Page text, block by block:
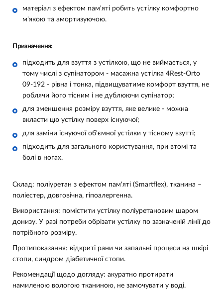
матеріал з ефектом пам'яті робить устілку комфортно
м'якою та амортизуючою.
Призначення:
підходить для взуття з устілкою, що не виймається, у
тому числі з супінатором - масажна устілка 4Rest-Orto
09-192 - рівна і тонка, підвищуватиме комфорт взуття, не
роблячи його тісним і не дублюючи супінатор;
для зменшення розміру взуття, яке велике - можна
вкласти цю устілку поверх існуючої;
для заміни існуючої об'ємної устілки у тісному взутті;
підходить для загального користування, при втомі та
болі в ногах.
Склад: поліуретан з ефектом пам'яті (Smartflex), тканина –
поліестер, довговічна, гіпоалергенна.
Використання: помістити устілку поліуретановим шаром
донизу. У разі потреби обрізати устілку по зазначеній лінії до
потрібного розміру.
Протипоказання: відкриті рани чи запальні процеси на шкірі
стопи, синдром діабетичної стопи.
Рекомендації щодо догляду: акуратно протирати
намиленою вологою тканиною, не замочувати у воді.